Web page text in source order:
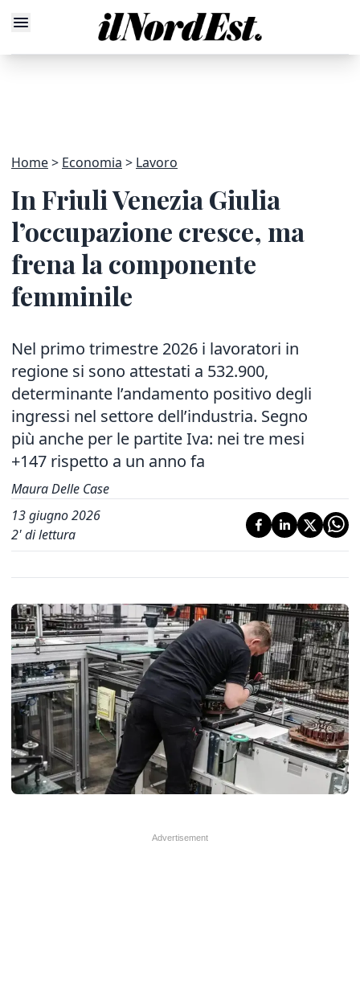
Home Economia Lavoro
In Friuli Venezia Giulia
l’occupazione cresce, ma
frena la componente
femminile
Nel primo trimestre 2026 i lavoratori in
regione si sono attestati a 532.900,
determinante l’andamento positivo degli
ingressi nel settore dell’industria. Segno
più anche per le partite Iva: nei tre mesi
+147 rispetto a un anno fa
Maura Delle Case
13 giugno 2026
2' di lettura